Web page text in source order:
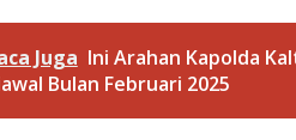
Juga Ini Arahan Kapolda
Bulan Februari 2025